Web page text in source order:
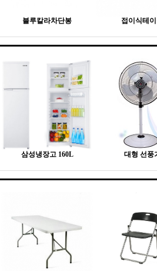
블루칼라차단봉 접이식테
삼성냉장고 160L 대형 선풍